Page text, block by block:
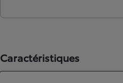
Caractéristiques